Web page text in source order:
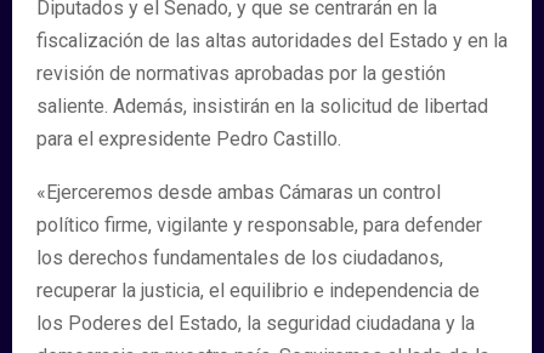
Diputados y el Senado, y que se centrarán en la
fiscalización de las altas autoridades del Estado y en la
revisión de normativas aprobadas por la gestión
saliente. Además, insistirán en la solicitud de libertad
para el expresidente Pedro Castillo.
«Ejerceremos desde ambas Cámaras un control
político firme, vigilante y responsable, para defender
los derechos fundamentales de los ciudadanos,
recuperar la justicia, el equilibrio e independencia de
los Poderes del Estado, la seguridad ciudadana y la